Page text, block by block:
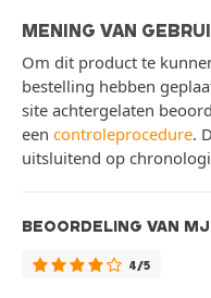
MENING VAN
Om dit product te
bestelling hebben
site achtergelaten
een controleprocedure.
uitsluitend op
BEOORDELING VAN
4/5